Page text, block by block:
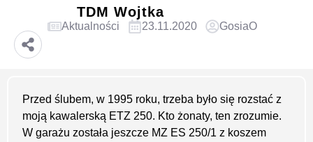
TDM Wojtka
Aktualności 23.11.2020 GosiaO
Przed ślubem, w 1995 roku, trzeba było się rozstać z
moją kawalerską ETZ 250. Kto żonaty, ten zrozumie.
W garażu została jeszcze MZ ES 250/1 z koszem